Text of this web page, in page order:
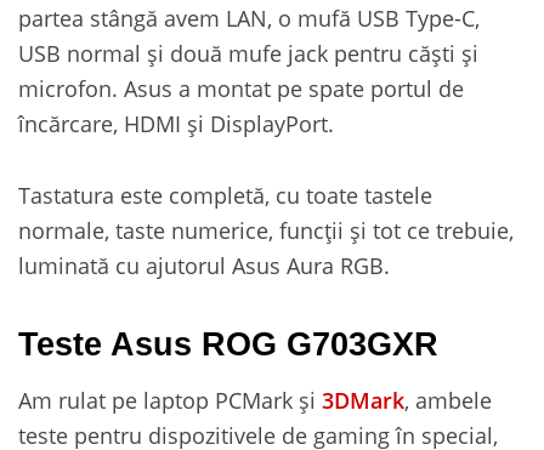
partea stângă avem LAN, o mufă USB Type-C,
USB normal și două mufe jack pentru căști și
microfon. Asus a montat pe spate portul de
încărcare, HDMI și DisplayPort.
Tastatura este completă, cu toate tastele
normale, taste numerice, funcții și tot ce trebuie,
luminată cu ajutorul Asus Aura RGB.
Teste Asus ROG G703GXR
Am rulat pe laptop PCMark și 3DMark, ambele
teste pentru dispozitivele de gaming în special,